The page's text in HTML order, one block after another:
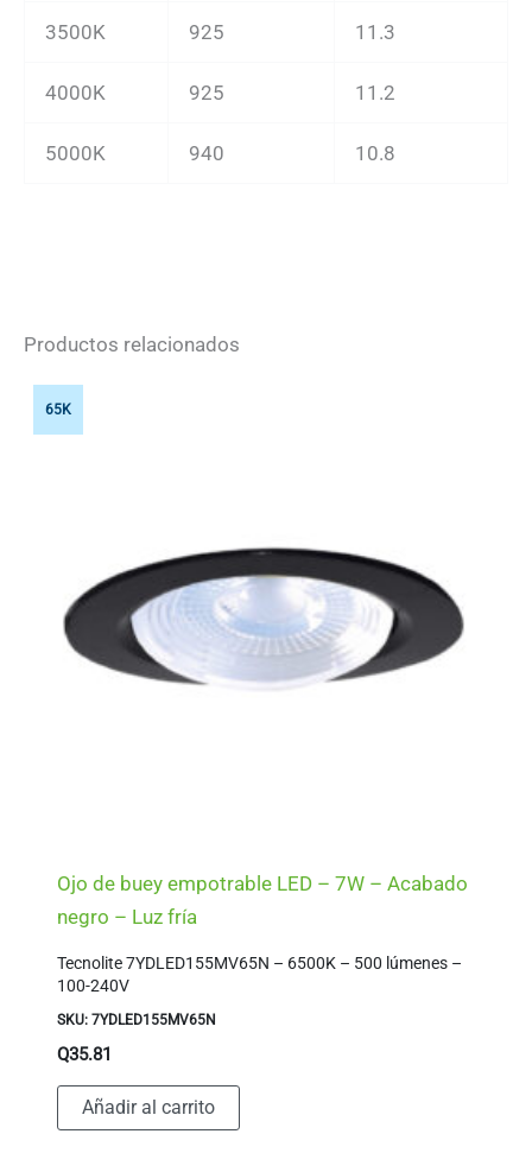
3500K 925 11.3
4000K 925 11.2
5000K 940 10.8
Productos relacionados
65K
Ojo de buey empotrable LED – 7W – Acabado
negro – Luz fría
Tecnolite 7YDLED155MV65N – 6500K – 500 lúmenes –
100-240V
SKU: 7YDLED155MV65N
Q35.81
Añadir al carrito